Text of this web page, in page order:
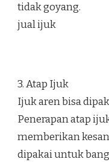
tidak goyang.
jual ijuk
3. Atap Ijuk
Ijuk aren bisa
Penerapan atap
memberikan
dipakai untuk